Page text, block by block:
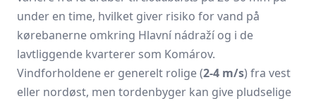
under en time, hvilket giver risiko for vand på
kørebanerne omkring Hlavní nádraží og i de
lavtliggende kvarterer som Komárov.
Vindforholdene er generelt rolige (2-4 m/s) fra vest
eller nordøst, men tordenbyger kan give pludselige